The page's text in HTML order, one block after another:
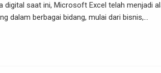
digital saat ini, Microsoft Excel telah menjadi
dalam berbagai bidang, mulai dari bisnis,
data. Dengan menguasai Excel, Anda
kursus Excel kami? Apa yang akan Anda